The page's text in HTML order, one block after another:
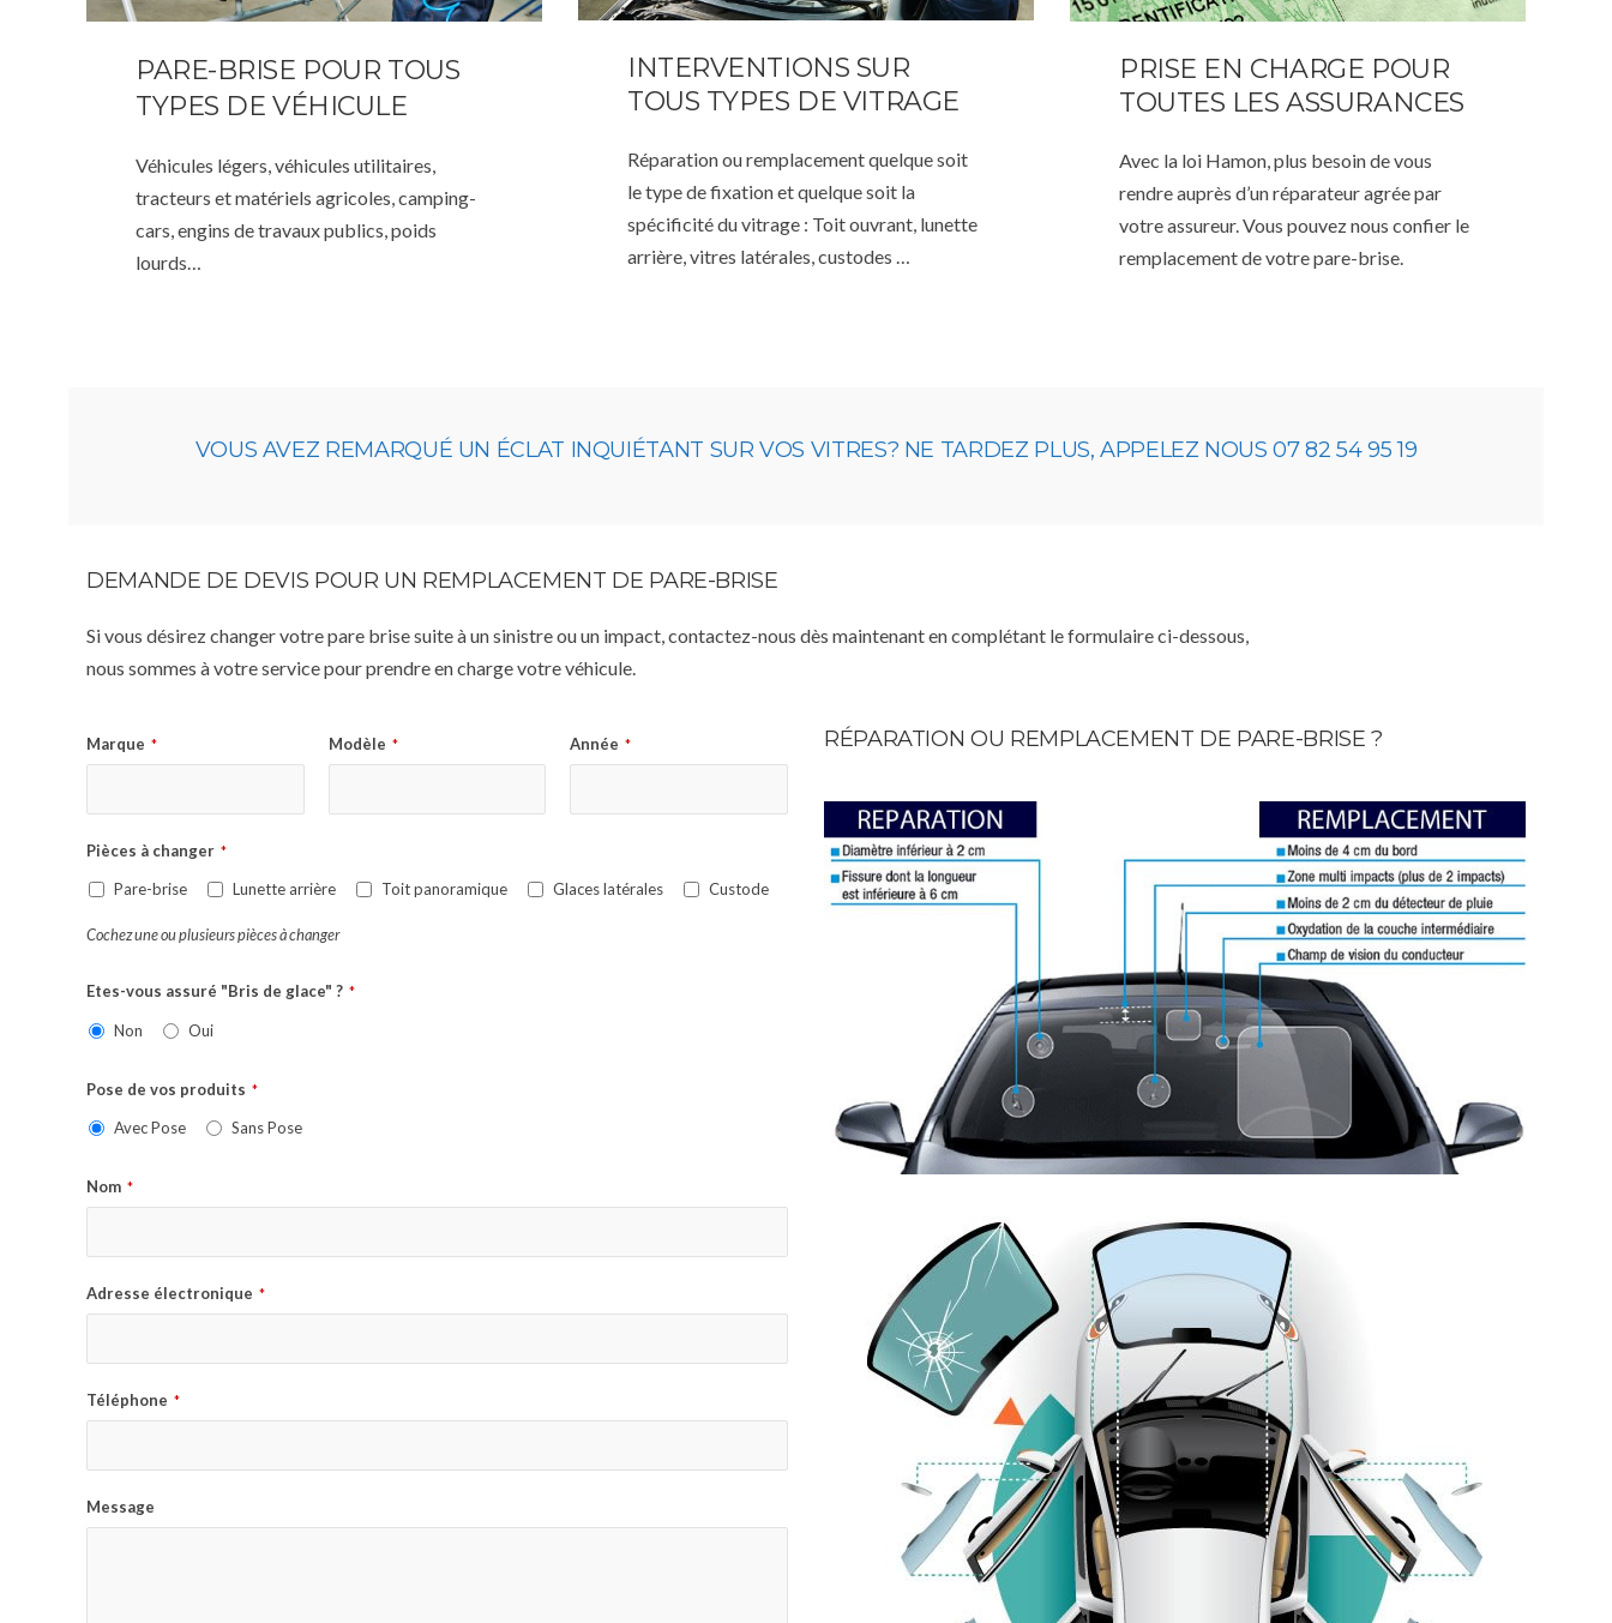
PARE-BRISE POUR TOUS
TYPES DE VÉHICULE
Véhicules légers, véhicules utilitaires,
tracteurs et matériels agricoles, camping-
cars, engins de travaux publics, poids
lourds…
INTERVENTIONS SUR
TOUS TYPES DE VITRAGE
Réparation ou remplacement quelque soit
le type de fixation et quelque soit la
spécificité du vitrage : Toit ouvrant, lunette
arrière, vitres latérales, custodes …
PRISE EN CHARGE POUR
TOUTES LES ASSURANCES
Avec la loi Hamon, plus besoin de vous
rendre auprès d’un réparateur agrée par
votre assureur. Vous pouvez nous confier le
remplacement de votre pare-brise.
VOUS AVEZ REMARQUÉ UN ÉCLAT INQUIÉTANT SUR VOS VITRES? NE TARDEZ PLUS, APPELEZ NOUS 07 82 54 95 19
DEMANDE DE DEVIS POUR UN REMPLACEMENT DE PARE-BRISE
Si vous désirez changer votre pare brise suite à un sinistre ou un impact, contactez-nous dès maintenant en complétant le formulaire ci-dessous,
nous sommes à votre service pour prendre en charge votre véhicule.
Marque * Modèle * Année *
Pièces à changer *
Pare-brise Lunette arrière Toit panoramique Glaces latérales Custode
Cochez une ou plusieurs pièces à changer
Etes-vous assuré "Bris de glace" ? *
Non Oui
Pose de vos produits *
Avec Pose Sans Pose
Nom *
Adresse électronique *
Téléphone *
Message
RÉPARATION OU REMPLACEMENT DE PARE-BRISE ?